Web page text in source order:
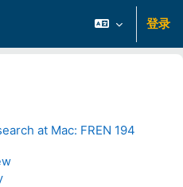
登录
at Mac: FREN 194